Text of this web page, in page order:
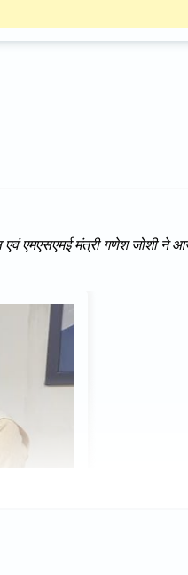
एवं एमएसएमई मंत्री गणेश जोशी ने